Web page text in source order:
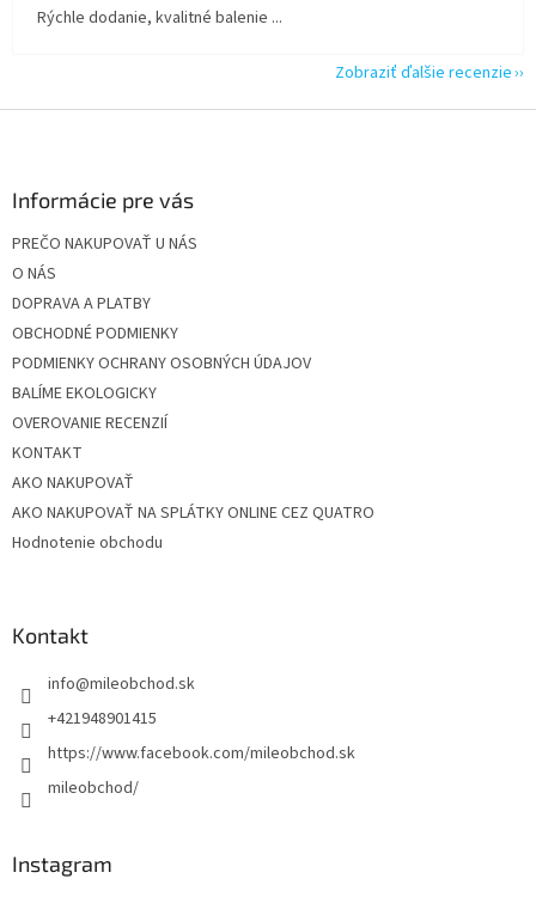
Rýchle dodanie, kvalitné balenie ...
Zobraziť ďalšie recenzie
Informácie pre vás
PREČO NAKUPOVAŤ U NÁS
O NÁS
DOPRAVA A PLATBY
OBCHODNÉ PODMIENKY
PODMIENKY OCHRANY OSOBNÝCH ÚDAJOV
BALÍME EKOLOGICKY
OVEROVANIE RECENZIÍ
KONTAKT
AKO NAKUPOVAŤ
AKO NAKUPOVAŤ NA SPLÁTKY ONLINE CEZ QUATRO
Hodnotenie obchodu
Kontakt
info@mileobchod.sk
+421948901415
https://www.facebook.com/mileobchod.sk
mileobchod/
Instagram